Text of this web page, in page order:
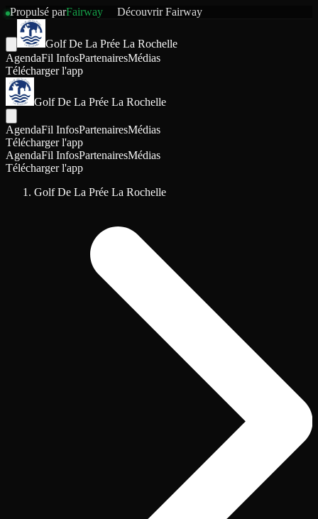
Propulsé parFairway DécouvrirFairway
Golf De La Prée La Rochelle
AgendaFil InfosPartenairesMédias
Télécharger l'app
Golf De La Prée La Rochelle
AgendaFil InfosPartenairesMédias
Télécharger l'app
AgendaFil InfosPartenairesMédias
Télécharger l'app
Golf De La Prée La Rochelle